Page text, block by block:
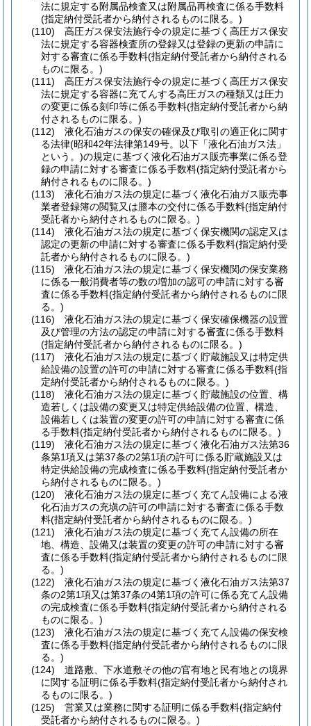
法に規定する附属品検査又は附属品再検査に係る手数料
(指定納付受託者から納付されるものに限る。)
(110)
高圧ガス保安法施行令の規定に基づく高圧ガス保安
法に規定する容器検査所の登録又は登録の更新の申請に
対する審査に係る手数料(指定納付受託者から納付される
ものに限る。)
(111)
高圧ガス保安法施行令の規定に基づく高圧ガス保安
法に規定する容器に充てんする高圧ガスの種類又は圧力
の変更に係る刻印等に係る手数料(指定納付受託者から納
付されるものに限る。)
(112)
液化石油ガスの保安の確保及び取引の適正化に関す
る法律(昭和42年法律第149号。以下「液化石油ガス法」
という。)の規定に基づく液化石油ガス販売事業に係る登
録の申請に対する審査に係る手数料(指定納付受託者から
納付されるものに限る。)
(113)
液化石油ガス法の規定に基づく液化石油ガス販売事
業者登録簿の閲覧又は謄本の交付に係る手数料(指定納付
受託者から納付されるものに限る。)
(114)
液化石油ガス法の規定に基づく保安機関の認定又は
認定の更新の申請に対する審査に係る手数料(指定納付受
託者から納付されるものに限る。)
(115)
液化石油ガス法の規定に基づく保安機関の保安業務
に係る一般消費者等の数の増加の認可の申請に対する審
査に係る手数料(指定納付受託者から納付されるものに限
る。)
(116)
液化石油ガス法の規定に基づく保安確保機器の設置
及び管理の方法の認定の申請に対する審査に係る手数料
(指定納付受託者から納付されるものに限る。)
(117)
液化石油ガス法の規定に基づく貯蔵施設又は特定供
給設備の設置の許可の申請に対する審査に係る手数料(指
定納付受託者から納付されるものに限る。)
(118)
液化石油ガス法の規定に基づく貯蔵施設の位置、構
造若しくは設備の変更又は特定供給設備の位置、構造、
設備若しくは装置の変更の許可の申請に対する審査に係
る手数料(指定納付受託者から納付されるものに限る。)
(119)
液化石油ガス法の規定に基づく液化石油ガス法第36
条第1項又は第37条の2第1項の許可に係る貯蔵施設又は
特定供給設備の完成検査に係る手数料(指定納付受託者か
ら納付されるものに限る。)
(120)
液化石油ガス法の規定に基づく充てん設備による液
化石油ガスの充塡の許可の申請に対する審査に係る手数
料(指定納付受託者から納付されるものに限る。)
(121)
液化石油ガス法の規定に基づく充てん設備の所在
地、構造、設備又は装置の変更の許可の申請に対する審
査に係る手数料(指定納付受託者から納付されるものに限
る。)
(122)
液化石油ガス法の規定に基づく液化石油ガス法第37
条の2第1項又は第37条の4第1項の許可に係る充てん設備
の完成検査に係る手数料(指定納付受託者から納付される
ものに限る。)
(123)
液化石油ガス法の規定に基づく充てん設備の保安検
査に係る手数料(指定納付受託者から納付されるものに限
る。)
(124)
道路敷、下水道敷その他の官有地と民有地との境界
に関する証明に係る手数料(指定納付受託者から納付され
るものに限る。)
(125)
営業又は業務に関する証明に係る手数料(指定納付
受託者から納付されるものに限る。)